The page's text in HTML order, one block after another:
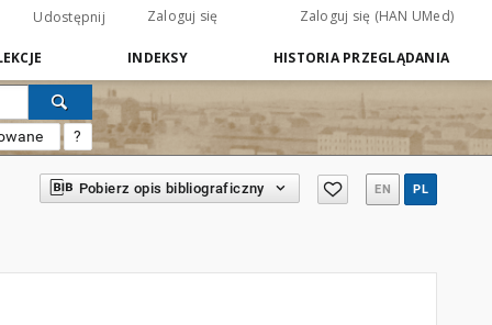
Udostępnij Zaloguj się Zaloguj się (HAN UMed)
INDEKSY HISTORIA PRZEGLĄDANIA
?
Pobierz opis bibliograficzny EN PL